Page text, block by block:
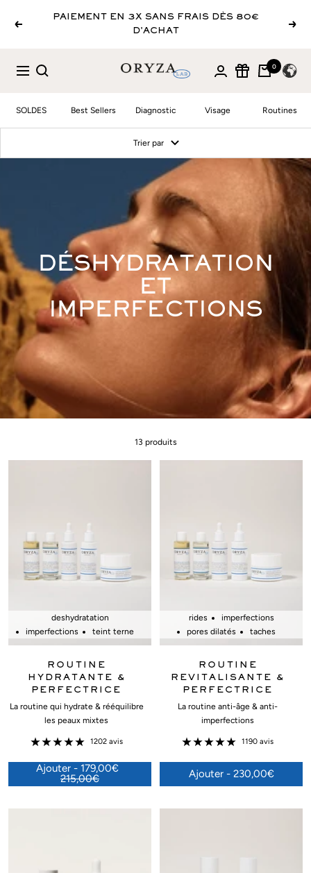
Précédent
PAIEMENT EN 3X SANS FRAIS DÈS 80€
D'ACHAT
Navigation
Oryza
0
SOLDES Best Sellers Diagnostic Visage Routines
Trier par
DÉSHYDRATATION
ET
IMPERFECTIONS
13 produits
deshydratation
imperfections
teint terne
ROUTINE
HYDRATANTE &
PERFECTRICE
La routine qui hydrate & rééquilibre
les peaux mixtes
1202 avis
215,00€
rides
imperfections
pores dilatés
taches
ROUTINE
REVITALISANTE &
PERFECTRICE
La routine anti-âge & anti-
imperfections
1190 avis
Ajouter - 230,00€